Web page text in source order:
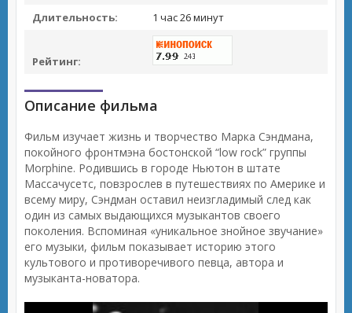
Длительность:
1 час 26 минут
Рейтинг:
Описание фильма
Фильм изучает жизнь и творчество Марка Сэндмана,
покойного фронтмэна бостонской “low rock” группы
Morphine. Родившись в городе Ньютон в штате
Массачусетс, повзрослев в путешествиях по Америке и
всему миру, Сэндман оставил неизгладимый след как
один из самых выдающихся музыкантов своего
поколения. Вспоминая «уникальное знойное звучание»
его музыки, фильм показывает историю этого
культового и противоречивого певца, автора и
музыканта-новатора.